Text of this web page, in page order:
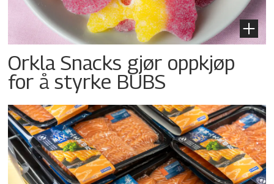
Orkla Snacks gjør oppkjøp
for å styrke BUBS